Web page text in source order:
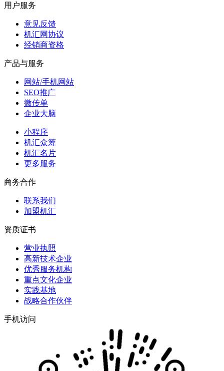
用户服务
意见反馈
机汇网协议
经销商资格
产品与服务
网站/手机网站
SEO推广
微传单
企业大脑
小程序
机汇众筹
机汇名片
更多服务
商务合作
联系我们
加盟机汇
资质证书
营业执照
高新技术企业
优秀服务机构
重点文化企业
实践基地
战略合作伙伴
手机访问